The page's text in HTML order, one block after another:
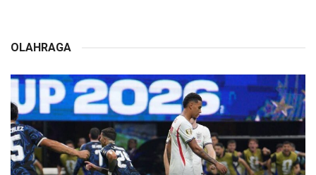
OLAHRAGA